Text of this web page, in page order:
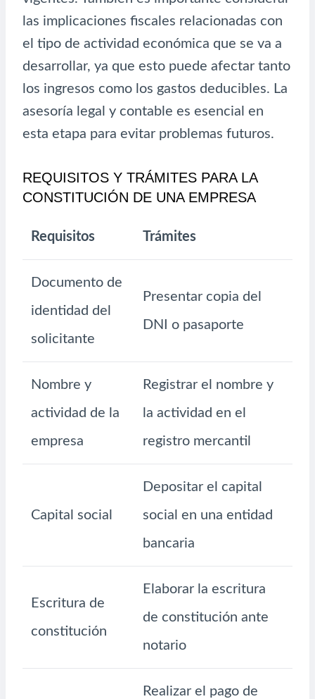
las implicaciones fiscales relacionadas con
el tipo de actividad económica que se va a
desarrollar, ya que esto puede afectar tanto
los ingresos como los gastos deducibles. La
asesoría legal y contable es esencial en
esta etapa para evitar problemas futuros.
REQUISITOS Y TRÁMITES PARA LA
CONSTITUCIÓN DE UNA EMPRESA
Requisitos Trámites
Documento de
identidad del
solicitante
Presentar copia del
DNI o pasaporte
Nombre y
actividad de la
empresa
Registrar el nombre y
la actividad en el
registro mercantil
Capital social
Depositar el capital
social en una entidad
bancaria
Escritura de
constitución
Elaborar la escritura
de constitución ante
notario
Realizar el pago de